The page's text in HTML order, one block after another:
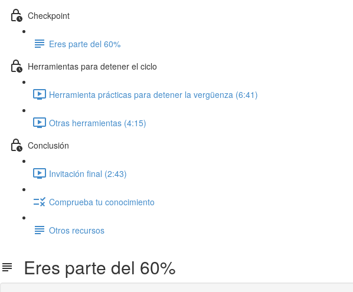
Checkpoint
Eres parte del 60%
Herramientas para detener el ciclo
Herramienta prácticas para detener la vergüenza (6:41)
Otras herramientas (4:15)
Conclusión
Invitación final (2:43)
Comprueba tu conocimiento
Otros recursos
Eres parte del 60%